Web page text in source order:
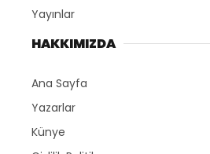
Yayınlar
HAKKIMIZDA
Ana Sayfa
Yazarlar
Künye